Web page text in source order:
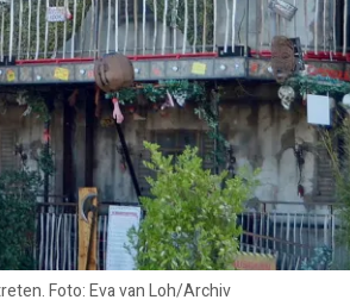
Foto: Eva van Loh/Archiv